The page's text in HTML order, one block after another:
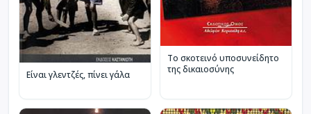
Είναι γλεντζές, πίνει γάλα
Το σκοτεινό υποσυνείδητο
της δικαιοσύνης